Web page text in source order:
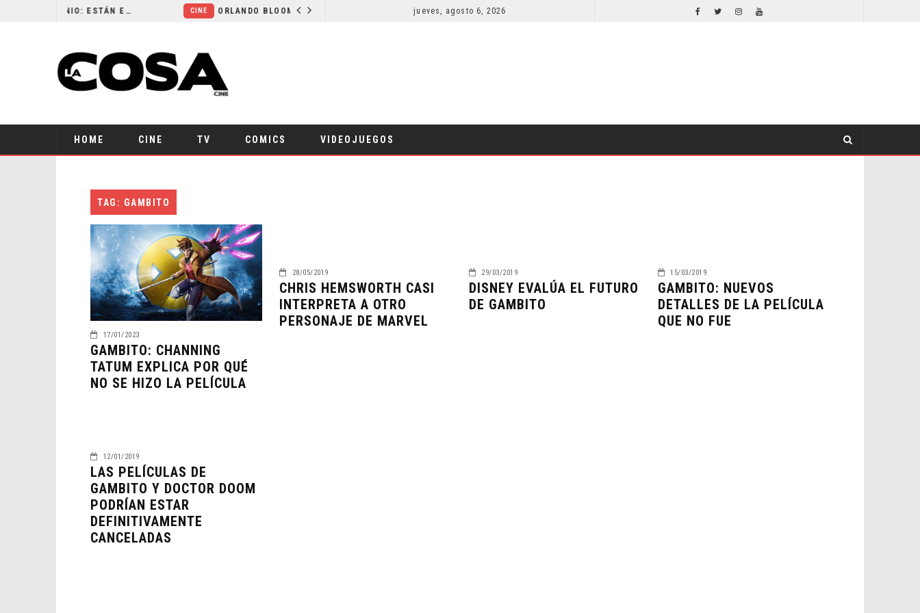
LA NOCHE DEL DEMONIO: ESTÁN ENTRE NOSOTROS – TRAILER FINAL jueves, agosto 6, 2026
HOME CINE TV COMICS VIDEOJUEGOS
TAG: GAMBITO
17/01/2023
GAMBITO: CHANNING
TATUM EXPLICA POR QUÉ
NO SE HIZO LA PELÍCULA
28/05/2019
CHRIS HEMSWORTH CASI
INTERPRETA A OTRO
PERSONAJE DE MARVEL
29/03/2019
DISNEY EVALÚA EL FUTURO
DE GAMBITO
15/03/2019
GAMBITO: NUEVOS
DETALLES DE LA PELÍCULA
QUE NO FUE
12/01/2019
LAS PELÍCULAS DE
GAMBITO Y DOCTOR DOOM
PODRÍAN ESTAR
DEFINITIVAMENTE
CANCELADAS